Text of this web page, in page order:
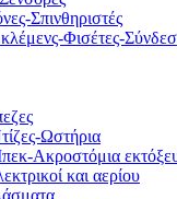
Σπινθηριστές
Φισέτες-
Ωστήρια
Ακροστόμια
και αερίου